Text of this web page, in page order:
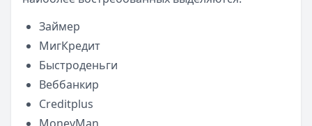
Займер
МигКредит
Быстроденьги
Веббанкир
Creditplus